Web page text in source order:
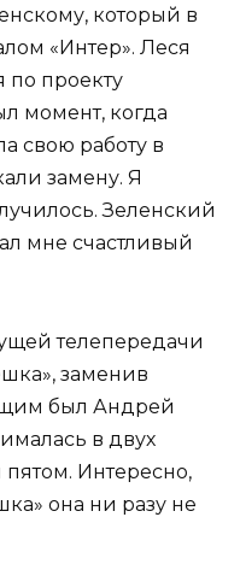
который в
«Интер». Леся
по проекту
момент, когда
свою работу в
замену. Я
Зеленский
мне счастливый
телепередачи
заменив
был Андрей
в двух
Интересно,
она ни разу не